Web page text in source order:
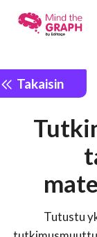
Takaisin
Tutustu